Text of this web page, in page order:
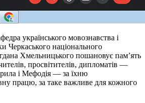
українського мовознавства і
Черкаського національного
Хмельницького пошановує пам’ять
просвітителів, дипломатів —
і Мефодія — за їхню
працю, за таке важливе для кожного